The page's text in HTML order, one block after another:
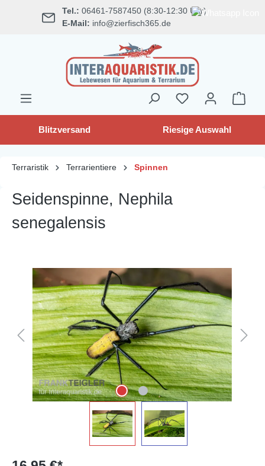
springen Tel.: 06461-7587450 (8:30-12:30 Uhr)
E-Mail: info@zierfisch365.de
Blitzversand Riesige Auswahl
Terraristik Terrarientiere Spinnen
Seidenspinne, Nephila
senegalensis
Bildergalerie überspringen